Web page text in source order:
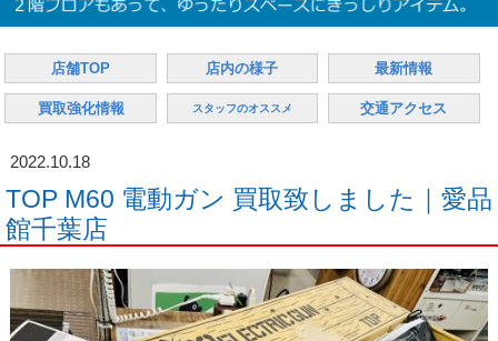
店舗TOP 店内の様子 最新情報
買取強化情報 スタッフのオススメ 交通アクセス
2022.10.18
TOP M60 電動ガン 買取致しました｜愛品
館千葉店